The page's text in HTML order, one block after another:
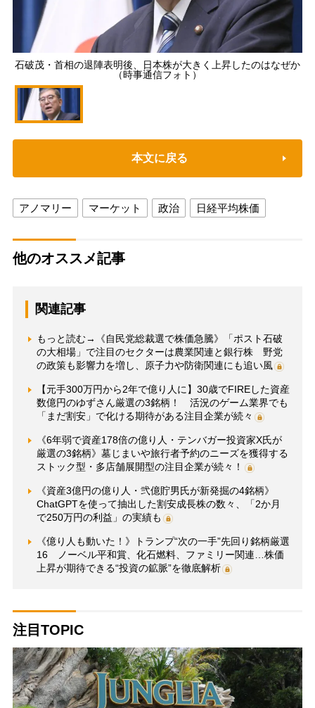
石破茂・首相の退陣表明後、日本株が大きく上昇したのはなぜか
（時事通信フォト）
本文に戻る
アノマリー マーケット 政治 日経平均株価
他のオススメ記事
関連記事
もっと読む→《自民党総裁選で株価急騰》「ポスト石破
の大相場」で注目のセクターは農業関連と銀行株 野党
の政策も影響力を増し、原子力や防衛関連にも追い風
【元手300万円から2年で億り人に】30歳でFIREした資産
数億円のゆずさん厳選の3銘柄！ 活況のゲーム業界でも
「まだ割安」で化ける期待がある注目企業が続々
《6年弱で資産178倍の億り人・テンバガー投資家X氏が
厳選の3銘柄》墓じまいや旅行者予約のニーズを獲得する
ストック型・多店舗展開型の注目企業が続々！
《資産3億円の億り人・弐億貯男氏が新発掘の4銘柄》
ChatGPTを使って抽出した割安成長株の数々、「2か月
で250万円の利益」の実績も
《億り人も動いた！》トランプ“次の一手”先回り銘柄厳選
16 ノーベル平和賞、化石燃料、ファミリー関連…株価
上昇が期待できる“投資の鉱脈”を徹底解析
注目TOPIC